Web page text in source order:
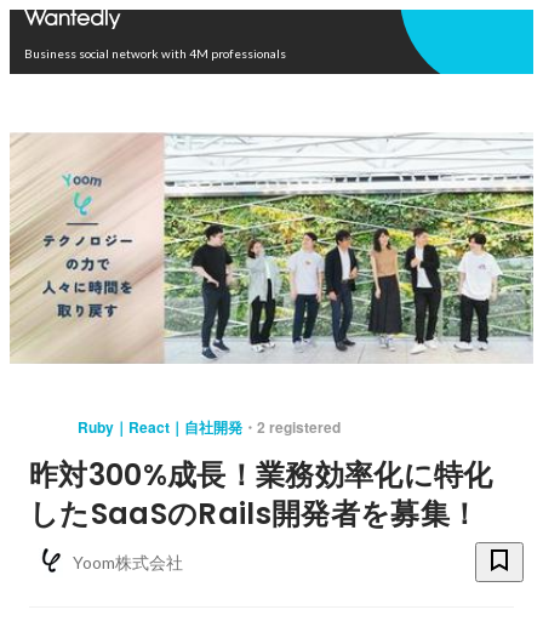
Business social network with 4M professionals
Ruby｜React｜自社開発 2 registered
昨対300%成長！業務効率化に特化
したSaaSのRails開発者を募集！
Yoom株式会社